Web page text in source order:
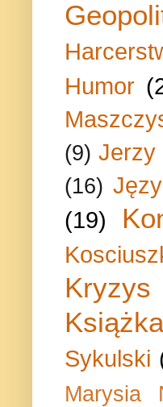
Humor
(9) Jerzy
(16)
(19)
Kryzys
Książka
Sykulski
Marysia